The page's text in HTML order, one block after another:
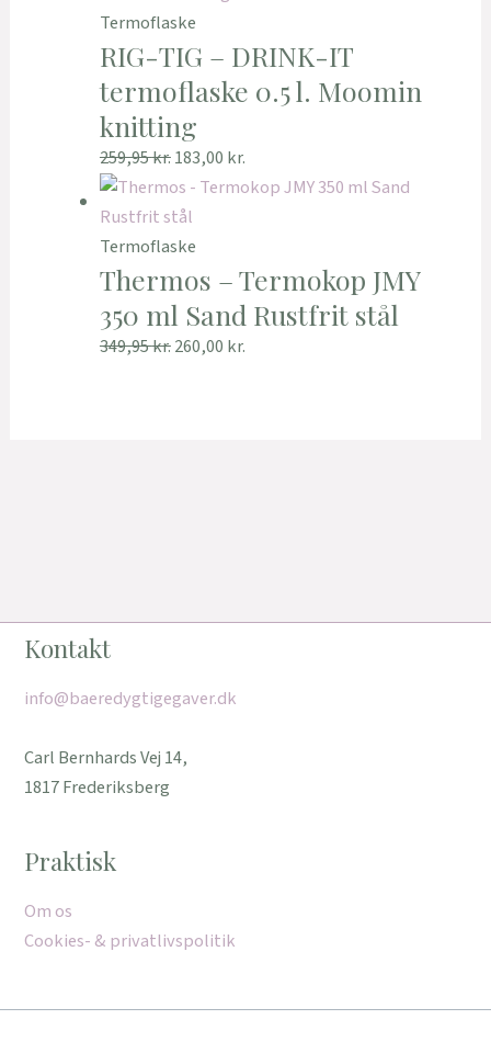
Termoflaske
RIG-TIG – DRINK-IT
termoflaske 0.5 l. Moomin
knitting
259,95kr.183,00 kr.
Termoflaske
Thermos – Termokop JMY
350 ml Sand Rustfrit stål
349,95kr.260,00 kr.
Kontakt
info@baeredygtigegaver.dk
Carl Bernhards Vej 14,
1817 Frederiksberg
Praktisk
Om os
Cookies- & privatlivspolitik